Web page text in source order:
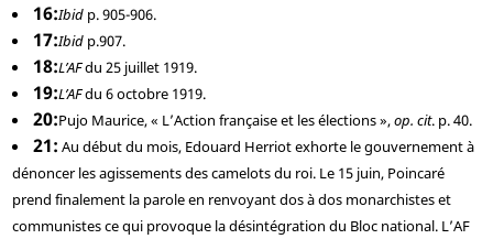
16 Ibidp. 905-906.
17 Ibidp.907.
18 L’AFdu 25 juillet 1919.
19 L’AFdu 6 octobre 1919.
20 PujoMaurice, « L’Action française et les élections »,op. cit. p. 40.
21 Au début du mois, Edouard Herriot exhorte le gouvernement à
dénoncer les agissements des camelots du roi. Le 15 juin, Poincaré
prend finalement la parole en renvoyant dos à dos monarchistes et
communistes ce qui provoque la désintégration du Bloc national. L’AF